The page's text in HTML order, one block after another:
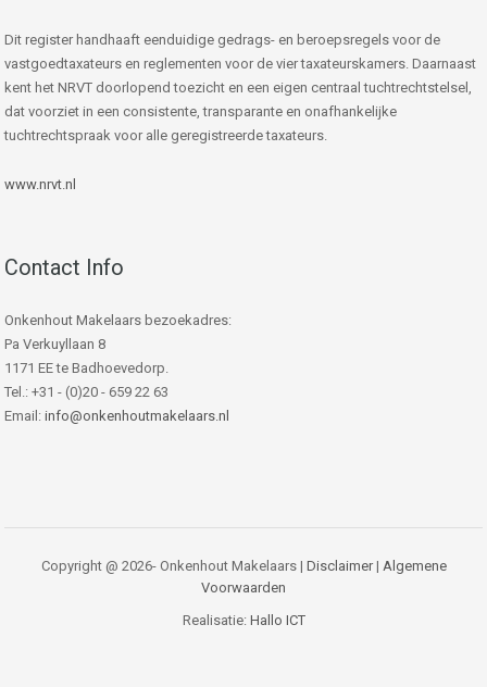
Dit register handhaaft eenduidige gedrags- en beroepsregels voor de
vastgoedtaxateurs en reglementen voor de vier taxateurskamers. Daarnaast
kent het NRVT doorlopend toezicht en een eigen centraal tuchtrechtstelsel,
dat voorziet in een consistente, transparante en onafhankelijke
tuchtrechtspraak voor alle geregistreerde taxateurs.
www.nrvt.nl
Contact Info
Onkenhout Makelaars bezoekadres:
Pa Verkuyllaan 8
1171 EE te Badhoevedorp.
Tel.: +31 - (0)20 - 659 22 63
Email: info@onkenhoutmakelaars.nl
Copyright @ 2026- Onkenhout Makelaars | Disclaimer| Algemene
Voorwaarden
Realisatie: Hallo ICT